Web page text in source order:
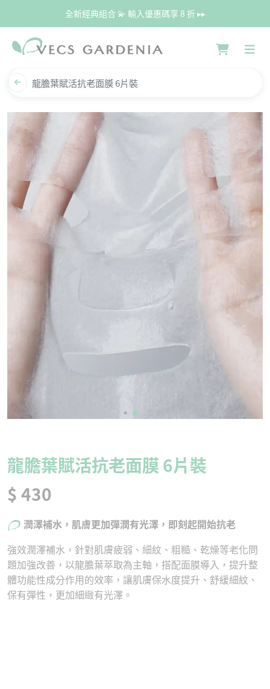
全新經典組合 💫 輸入優惠碼享 8 折 ▸▸
龍膽葉賦活抗老面膜 6片裝
龍膽葉賦活抗老面膜 6片裝
$ 430
潤澤補水，肌膚更加彈潤有光澤，即刻起開始抗老
強效潤澤補水，針對肌膚疲弱、細紋、粗糙、乾燥等老化問
題加強改善，以龍膽葉萃取為主軸，搭配面膜導入，提升整
體功能性成分作用的效率，讓肌膚保水度提升、舒緩細紋、
保有彈性，更加細緻有光澤。